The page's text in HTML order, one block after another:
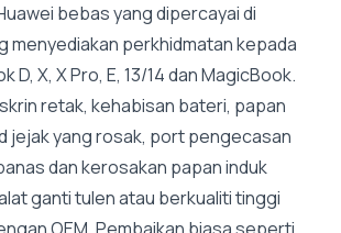
bebas yang dipercayai di
menyediakan perkhidmatan kepada
D, X, X Pro, E, 13/14 dan MagicBook.
retak, kehabisan bateri, papan
jejak yang rosak, port pengecasan
dan kerosakan papan induk
ganti tulen atau berkualiti tinggi